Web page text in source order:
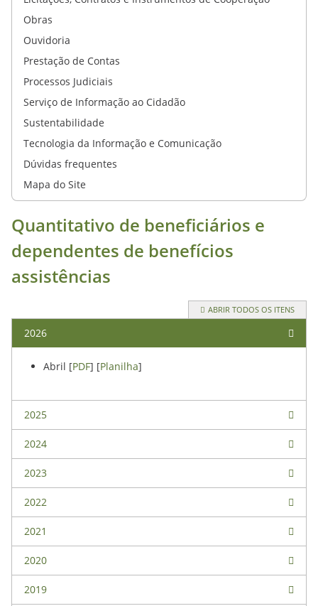
Obras
Ouvidoria
Prestação de Contas
Processos Judiciais
Serviço de Informação ao Cidadão
Sustentabilidade
Tecnologia da Informação e Comunicação
Dúvidas frequentes
Mapa do Site
Quantitativo de beneficiários e
dependentes de benefícios
assistências
ABRIR TODOS OS ITENS
2026
Abril [PDF] [Planilha]
2025
2024
2023
2022
2021
2020
2019